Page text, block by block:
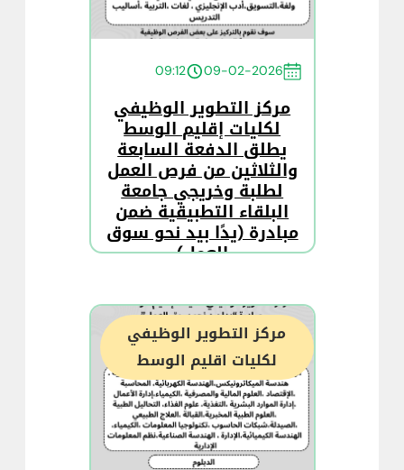
09-02-2026
09:12
مركز التطوير الوظيفي
لكليات إقليم الوسط
يطلق الدفعة السابعة
والثلاثين من فرص العمل
لطلبة وخريجي جامعة
البلقاء التطبيقية ضمن
مبادرة (يدًا بيد نحو سوق
العمل)
مركز التطوير الوظيفي
لكليات اقليم الوسط